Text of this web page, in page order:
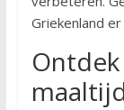
Griekenland